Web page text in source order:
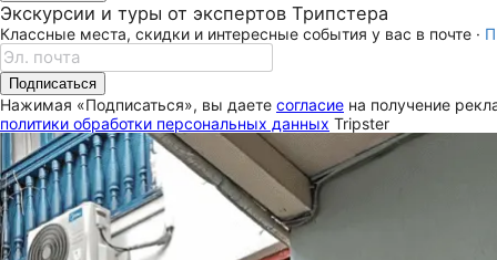
Экскурсии и туры от экспертов Трипстера
Классные места, скидки и интересные события у вас в почте ·
Подписаться
Нажимая «Подписаться», вы даете согласие на получение
политики обработки персональных данных Tripster